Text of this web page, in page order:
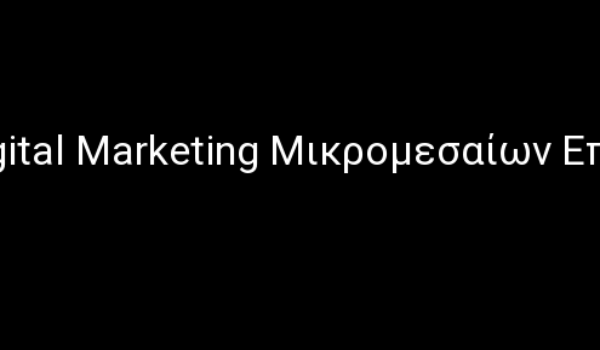
Marketing Μικρομεσαίων